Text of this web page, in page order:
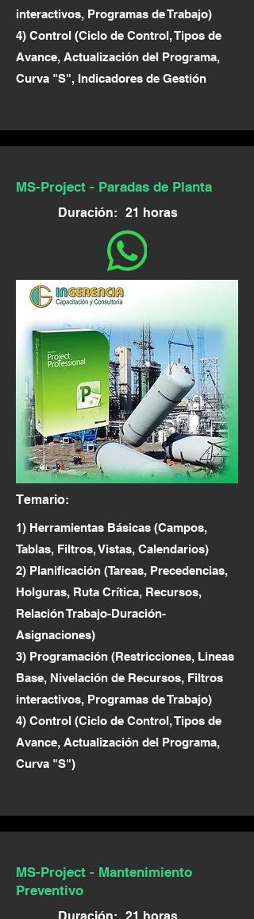
interactivos, Programas de Trabajo)
4) Control (Ciclo de Control, Tipos de
Avance, Actualización del Programa,
Curva "S", Indicadores de Gestión
MS-Project - Paradas de Planta
Duración: 21 horas
Temario:
1) Herramientas Básicas (Campos,
Tablas, Filtros, Vistas, Calendarios)
2) Planificación (Tareas, Precedencias,
Holguras, Ruta Crítica, Recursos,
Relación Trabajo-Duración-
Asignaciones)
3) Programación (Restricciones, Lineas
Base, Nivelación de Recursos, Filtros
interactivos, Programas de Trabajo)
4) Control (Ciclo de Control, Tipos de
Avance, Actualización del Programa,
Curva "S")
MS-Project - Mantenimiento
Preventivo